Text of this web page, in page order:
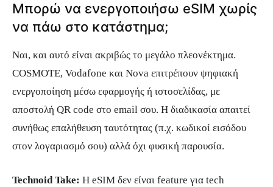
Μπορώ να ενεργοποιήσω eSIM χωρίς
να πάω στο κατάστημα;
Ναι, και αυτό είναι ακριβώς το μεγάλο πλεονέκτημα.
COSMOTE, Vodafone και Nova επιτρέπουν ψηφιακή
ενεργοποίηση μέσω εφαρμογής ή ιστοσελίδας, με
αποστολή QR code στο email σου. Η διαδικασία απαιτεί
συνήθως επαλήθευση ταυτότητας (π.χ. κωδικοί εισόδου
στον λογαριασμό σου) αλλά όχι φυσική παρουσία.
Technoid Take: Η eSIM δεν είναι feature για tech